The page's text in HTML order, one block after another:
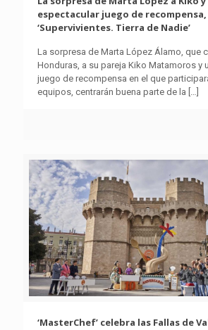
espectacular juego de recompensa,
‘Supervivientes. Tierra de Nadie’
La sorpresa de Marta López Álamo, que
Honduras, a su pareja Kiko Matamoros y
juego de recompensa en el que
equipos, centrarán buena parte de la […]
‘MasterChef’ celebra las Fallas de